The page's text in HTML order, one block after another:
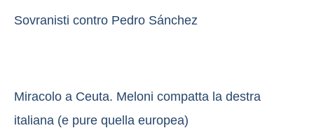
Sovranisti contro Pedro Sánchez
Miracolo a Ceuta. Meloni compatta la destra
italiana (e pure quella europea)